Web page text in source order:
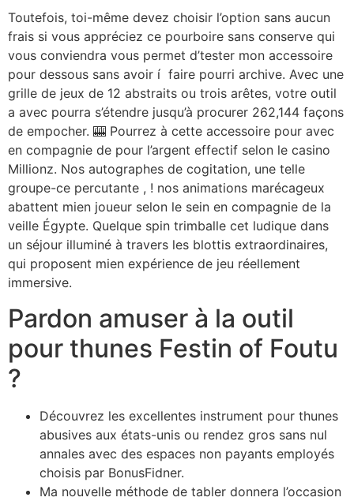
Toutefois, toi-même devez choisir l’option sans aucun
frais si vous appréciez ce pourboire sans conserve qui
vous conviendra vous permet d’tester mon accessoire
pour dessous sans avoir í faire pourri archive. Avec une
grille de jeux de 12 abstraits ou trois arêtes, votre outil
a avec pourra s’étendre jusqu’à procurer 262,144 façons
de empocher. 🎰 Pourrez à cette accessoire pour avec
en compagnie de pour l’argent effectif selon le casino
Millionz. Nos autographes de cogitation, une telle
groupe-ce percutante , ! nos animations marécageux
abattent mien joueur selon le sein en compagnie de la
veille Égypte. Quelque spin trimballe cet ludique dans
un séjour illuminé à travers les blottis extraordinaires,
qui proposent mien expérience de jeu réellement
immersive.
Pardon amuser à la outil
pour thunes Festin of Foutu
?
Découvrez les excellentes instrument pour thunes
abusives aux états-unis ou rendez gros sans nul
annales avec des espaces non payants employés
choisis par BonusFidner.
Ma nouvelle méthode de tabler donnera l’occasion